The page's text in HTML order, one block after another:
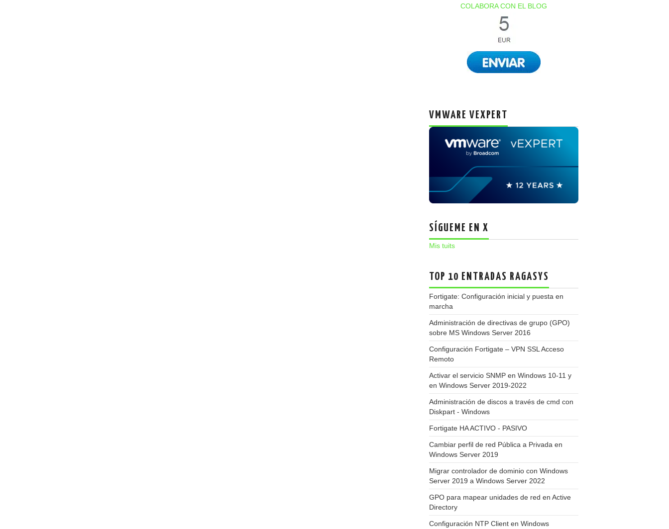
COLABORA CON EL BLOG
VMWARE VEXPERT
SÍGUEME EN X
Mis tuits
TOP 10 ENTRADAS RAGASYS
Fortigate: Configuración inicial y puesta en
marcha
Administración de directivas de grupo (GPO)
sobre MS Windows Server 2016
Configuración Fortigate – VPN SSL Acceso
Remoto
Activar el servicio SNMP en Windows 10-11 y
en Windows Server 2019-2022
Administración de discos a través de cmd con
Diskpart - Windows
Fortigate HA ACTIVO - PASIVO
Cambiar perfil de red Pública a Privada en
Windows Server 2019
Migrar controlador de dominio con Windows
Server 2019 a Windows Server 2022
GPO para mapear unidades de red en Active
Directory
Configuración NTP Client en Windows